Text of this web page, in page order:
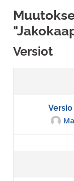
Versiot
Versio